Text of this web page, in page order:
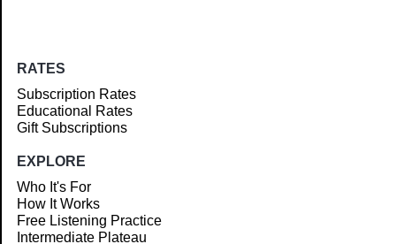
RATES
Subscription Rates
Educational Rates
Gift Subscriptions
EXPLORE
Who It's For
How It Works
Free Listening Practice
Intermediate Plateau